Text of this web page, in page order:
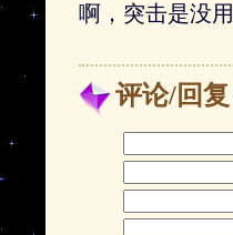
啊，突击是没
评论/回